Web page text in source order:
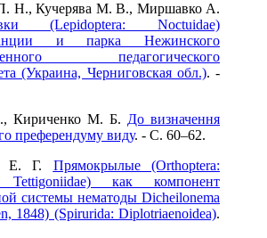
Н., Кучерява М. В., Миршавко А.
(Lepidoptera: Noctuidae)
и парка Нежинского
педагогического
(Украина, Черниговская обл.). -
Кириченко М. Б. До визначення
преферендуму виду. - C. 60–62.
Е. Г. Прямокрылые (Orthoptera:
Tettigoniidae) как компонент
системы нематоды Dicheilonema
1848) (Spirurida: Diplotriaenoidea).